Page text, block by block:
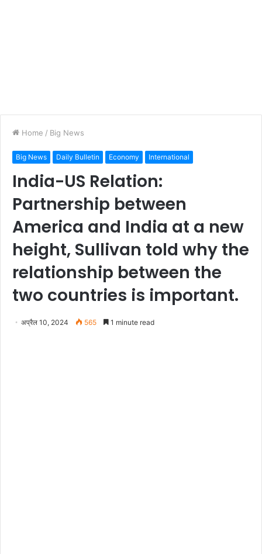
Home / Big News
Big News Daily Bulletin Economy International
India-US Relation:
Partnership between
America and India at a new
height, Sullivan told why the
relationship between the
two countries is important.
अप्रैल 10, 2024 565 1 minute read